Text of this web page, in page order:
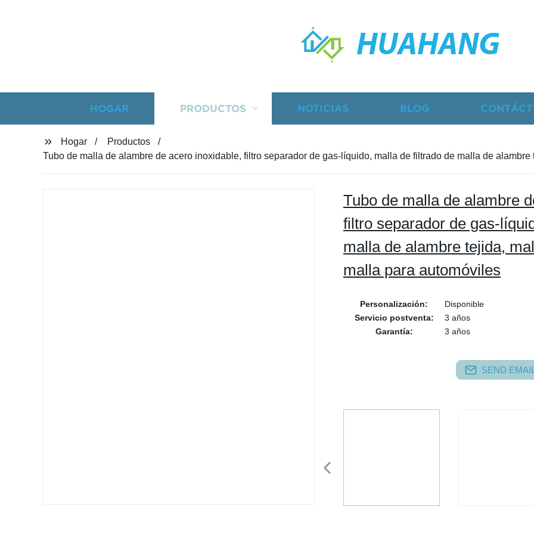
HUAHANG
HOGAR PRODUCTOS NOTICIAS BLOG
Hogar
Productos
Tubo de malla de alambre de acero inoxidable, filtro separador de gas-líquido, malla de filtrado de malla de
Tubo de malla de alambre
filtro separador de gas-
malla de alambre tejida,
malla para automóviles
Personalización:
Disponible
Servicio postventa:
3 años
Garantía:
3 años
SEND